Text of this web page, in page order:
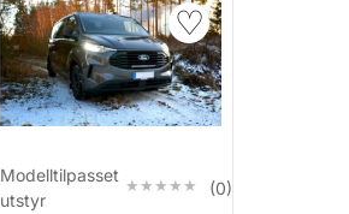
♡
Modelltilpasset
utstyr
★★★★★
★★★★★ (0)